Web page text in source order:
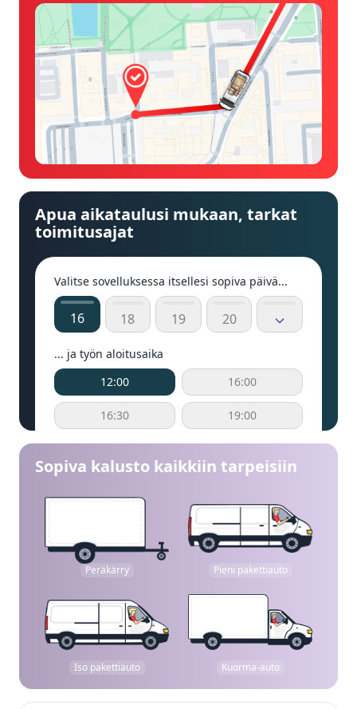
Apua aikataulusi mukaan, tarkat
toimitusajat
Valitse sovelluksessa itsellesi sopiva päivä...
16 18 19 20
... ja työn aloitusaika
12:00
16:00
16:30 19:00
Sopiva kalusto kaikkiin tarpeisiin
Peräkärry Pieni pakettiauto
Iso pakettiauto Kuorma-auto